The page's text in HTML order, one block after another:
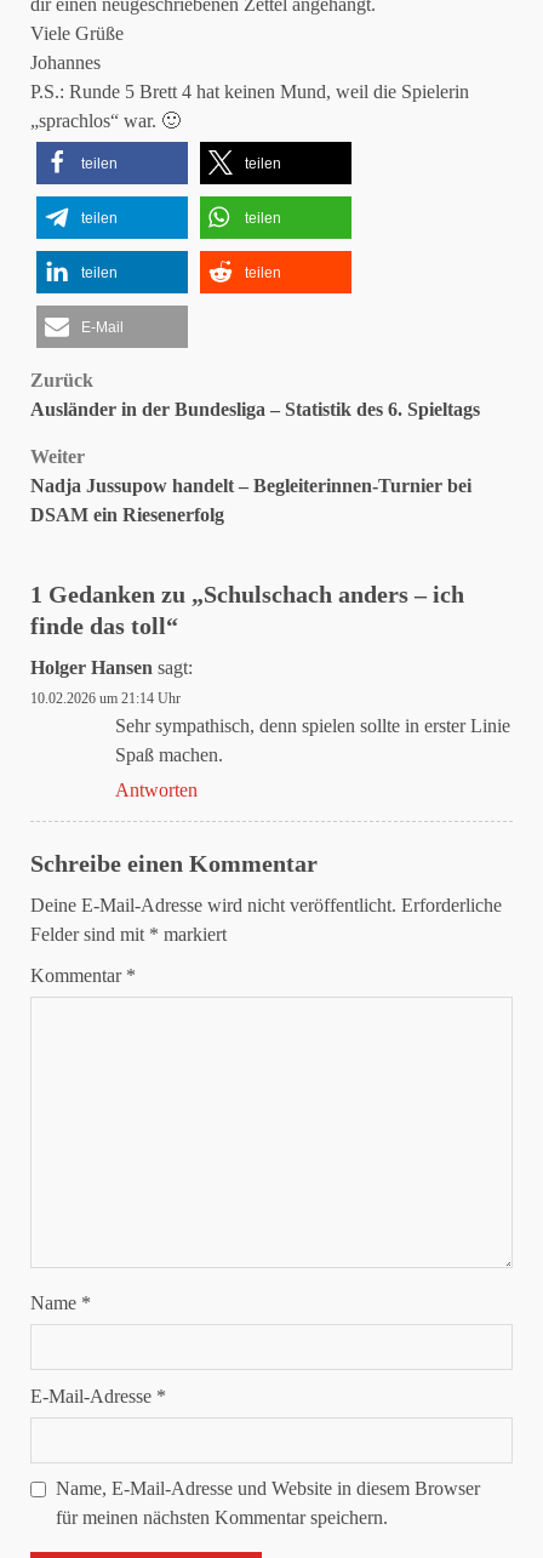
dir einen neugeschriebenen Zettel angehängt.
Viele Grüße
Johannes
P.S.: Runde 5 Brett 4 hat keinen Mund, weil die Spielerin
„sprachlos“ war. 🙂
teilen teilen
teilen teilen
teilen teilen
E-Mail
Beitragsnavigation
Zurück
Ausländer in der Bundesliga – Statistik des 6. Spieltags
Weiter
Nadja Jussupow handelt – Begleiterinnen-Turnier bei
DSAM ein Riesenerfolg
1 Gedanken zu „Schulschach anders – ich
finde das toll“
Holger Hansen sagt:
10.02.2026 um 21:14 Uhr
Sehr sympathisch, denn spielen sollte in erster Linie
Spaß machen.
Antworten
Schreibe einen Kommentar
Deine E-Mail-Adresse wird nicht veröffentlicht. Erforderliche
Felder sind mit * markiert
Kommentar *
Name *
E-Mail-Adresse *
Name, E-Mail-Adresse und Website in diesem Browser
für meinen nächsten Kommentar speichern.